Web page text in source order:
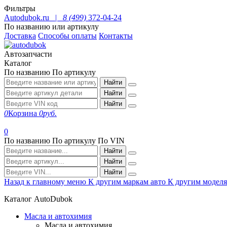
Фильтры
Autodubok.ru |
8 (499) 372-04-24
По названию или артикулу
Доставка Способы оплаты Контакты
Автозапчасти
Каталог
По названию По артикулу
Найти
Найти
Найти
0Корзина 0руб.
0
По названию По артикулу По VIN
Найти
Найти
Найти
Назад к главному меню К другим маркам авто К другим
Каталог AutoDubok
Масла и автохимия
Масла и автохимия